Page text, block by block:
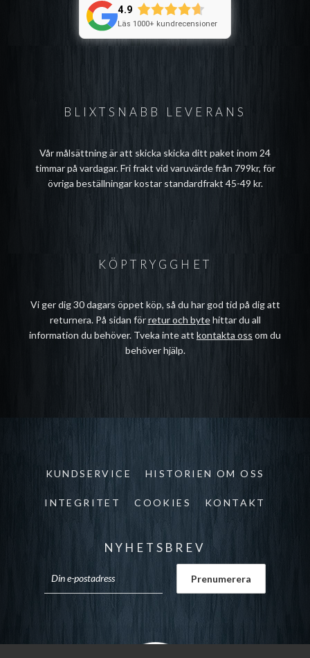
BLIXTSNABB LEVERANS
Vår målsättning är att skicka skicka ditt paket inom 24
timmar på vardagar. Fri frakt vid varuvärde från 799kr, för
övriga beställningar kostar standardfrakt 45-49 kr.
4.9
Läs 1000+ kundrecensioner
KÖPTRYGGHET
Vi ger dig 30 dagars öppet köp, så du har god tid på dig att
returnera. På sidan förretur och bytehittar du all
information du behöver. Tveka inte att kontakta oss om du
behöver hjälp.
KUNDSERVICE HISTORIEN OM OSS
INTEGRITET COOKIES KONTAKT
NYHETSBREV